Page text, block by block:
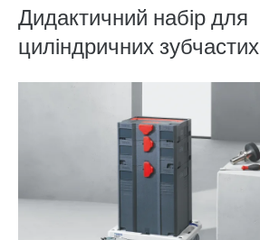
Дидактичний набір для
циліндричних